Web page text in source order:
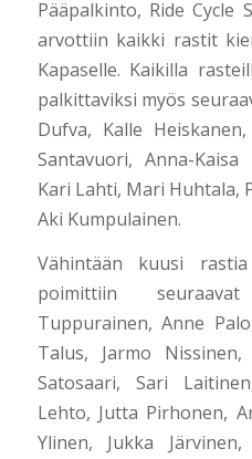
Pääpalkinto, Ride Cycle
arvottiin kaikki rastit
Kapaselle. Kaikilla
palkittaviksi myös
Dufva, Kalle
Santavuori, Anna-
Kari Lahti, Mari Huhtala,
Aki Kumpulainen.
Vähintään kuusi
poimittiin
Tuppurainen, Anne
Talus, Jarmo
Satosaari, Sari
Lehto, Jutta Pirhonen,
Ylinen, Jukka